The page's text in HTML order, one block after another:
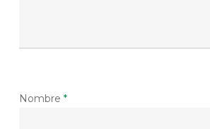
Nombre *